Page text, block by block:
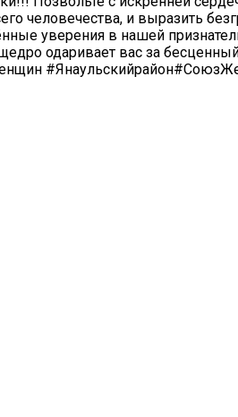
человечества, и выразить
уверения в нашей
одаривает вас за